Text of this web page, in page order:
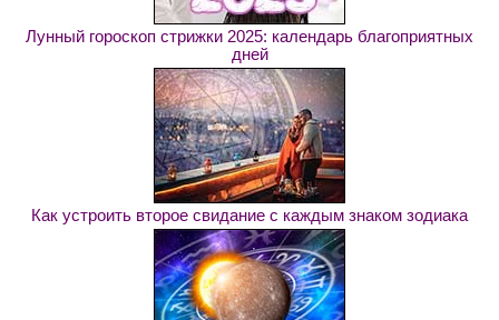
Лунный гороскоп стрижки 2025: календарь благоприятных
дней
Как устроить второе свидание с каждым знаком зодиака